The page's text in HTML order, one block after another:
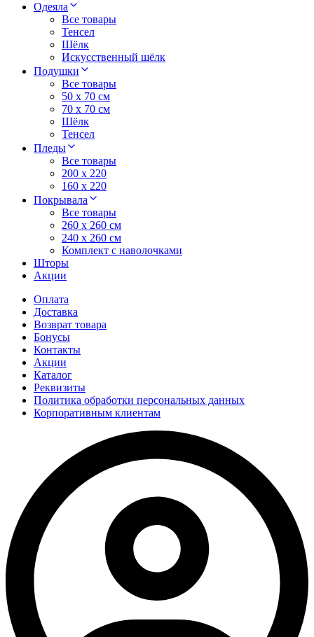
Одеяла
Все товары
Тенсел
Шёлк
Искусственный шёлк
Подушки
Все товары
50 x 70 см
70 x 70 см
Шёлк
Тенсел
Пледы
Все товары
200 х 220
160 х 220
Покрывала
Все товары
260 x 260 см
240 х 260 см
Комплект с наволочками
Шторы
Акции
Оплата
Доставка
Возврат товара
Бонусы
Контакты
Акции
Каталог
Реквизиты
Политика обработки персональных данных
Корпоративным клиентам